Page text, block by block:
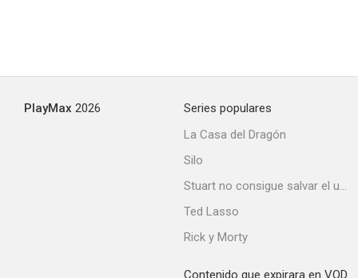
PlayMax 2026
Series populares
La Casa del Dragón
Silo
Stuart no consigue salvar el universo
Ted Lasso
Rick y Morty
Contenido que expirara en VOD